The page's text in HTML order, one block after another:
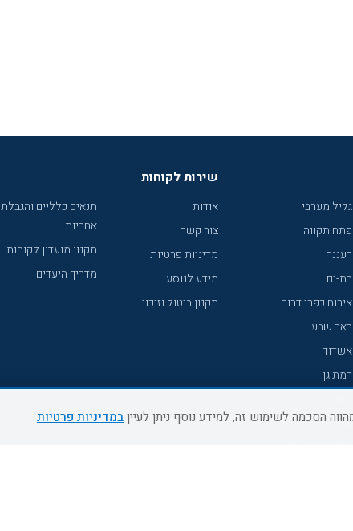
גליל מערבי
פתח תקווה
רעננה
בת-ים
אירוח כפרי דרום
באר שבע
אשדוד
רמת גן
עכו
שירות לקוחות
אודות
צור קשר
מדיניות פרטיות
מידע לנוסע
תקנון ביטול וזיכוי
תנאים כלליים והגבלת
אחריות
תקנון מועדון לקוחות
מדריך היעדים
במדיניות פרטיות